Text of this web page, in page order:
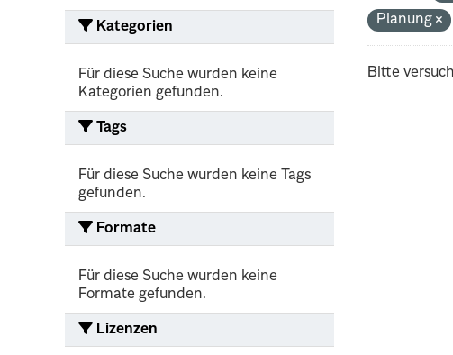
Kategorien
Für diese Suche wurden keine
Kategorien gefunden.
Tags
Für diese Suche wurden keine Tags
gefunden.
Formate
Für diese Suche wurden keine
Formate gefunden.
Lizenzen
Planung
Bitte